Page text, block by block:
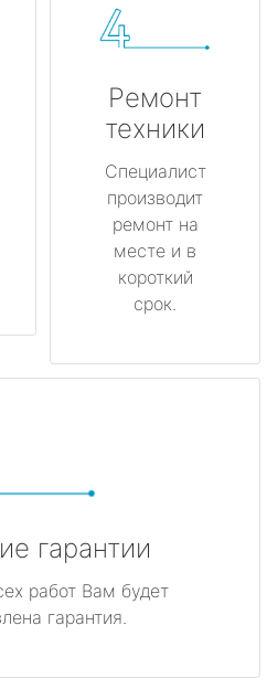
Ремонт
техники
Специалист
производит
ремонт на
месте и в
короткий
срок.
гарантии
работ Вам будет
гарантия.